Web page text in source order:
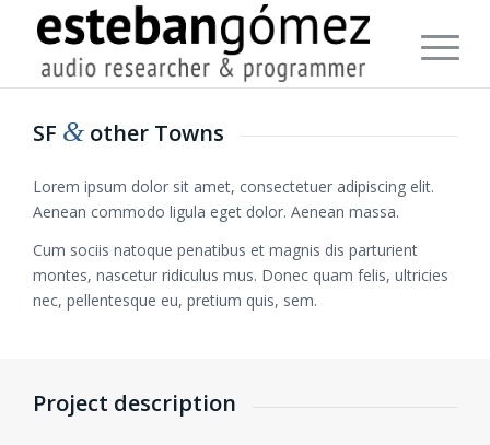
SF & other Towns
Lorem ipsum dolor sit amet, consectetuer adipiscing elit.
Aenean commodo ligula eget dolor. Aenean massa.
Cum sociis natoque penatibus et magnis dis parturient
montes, nascetur ridiculus mus. Donec quam felis, ultricies
nec, pellentesque eu, pretium quis, sem.
Project description